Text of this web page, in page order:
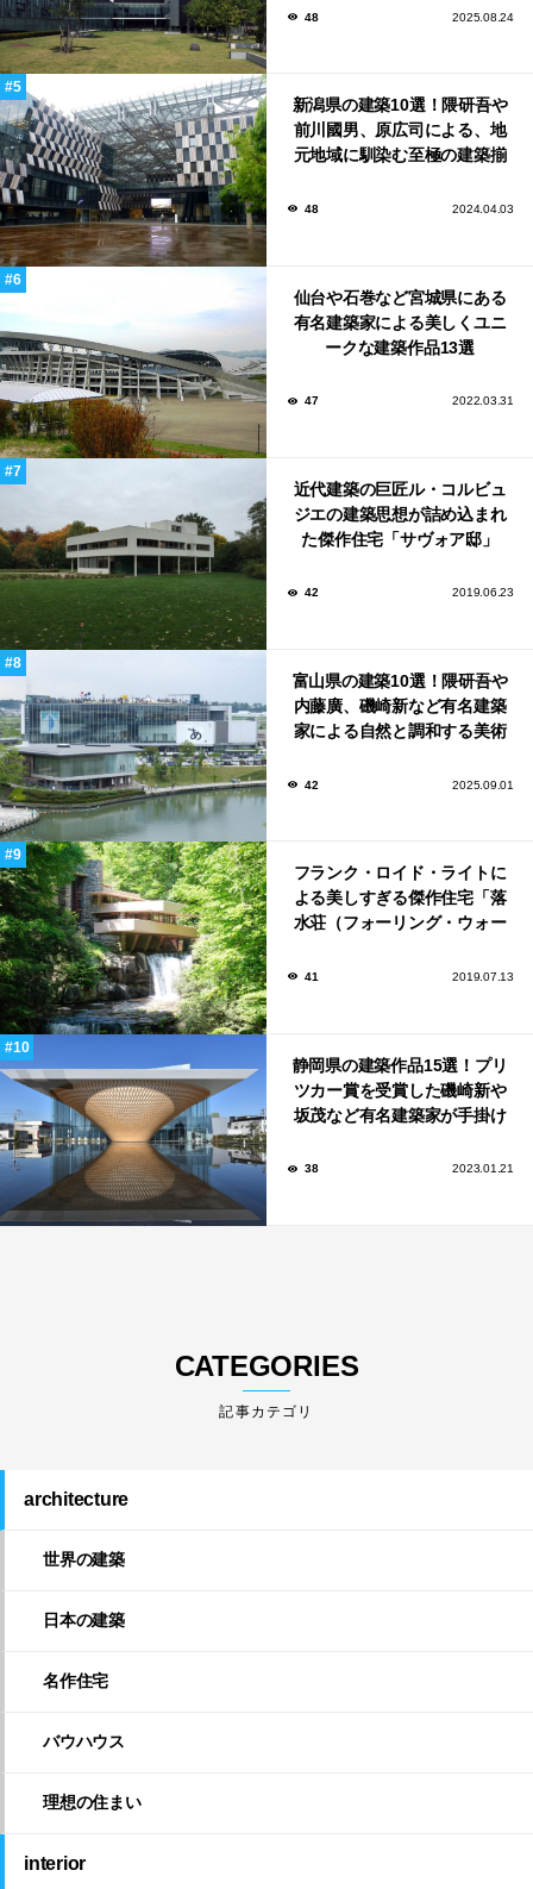
48 2025.08.24
新潟県の建築10選！隈研吾や
前川國男、原広司による、地
元地域に馴染む至極の建築揃
48 2024.04.03
仙台や石巻など宮城県にある
有名建築家による美しくユニ
ークな建築作品13選
47 2022.03.31
近代建築の巨匠ル・コルビュ
ジエの建築思想が詰め込まれ
た傑作住宅「サヴォア邸」
42 2019.06.23
富山県の建築10選！隈研吾や
内藤廣、磯崎新など有名建築
家による自然と調和する美術
42 2025.09.01
フランク・ロイド・ライトに
よる美しすぎる傑作住宅「落
水荘（フォーリング・ウォー
41 2019.07.13
静岡県の建築作品15選！プリ
ツカー賞を受賞した磯崎新や
坂茂など有名建築家が手掛け
38 2023.01.21
CATEGORIES
architecture
世界の建築
日本の建築
名作住宅
バウハウス
理想の住まい
interior